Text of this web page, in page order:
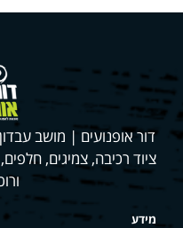
דור אופנועים | מושב
ציוד רכיבה, צמיגים,
מידע